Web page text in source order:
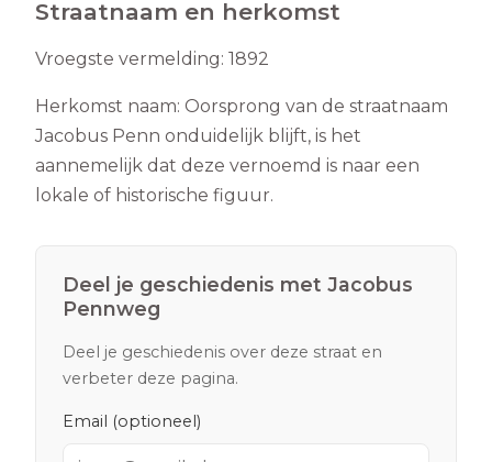
Straatnaam en herkomst
Vroegste vermelding: 1892
Herkomst naam: Oorsprong van de straatnaam
Jacobus Penn onduidelijk blijft, is het
aannemelijk dat deze vernoemd is naar een
lokale of historische figuur.
Deel je geschiedenis met Jacobus
Pennweg
Deel je geschiedenis over deze straat en
verbeter deze pagina.
Email (optioneel)